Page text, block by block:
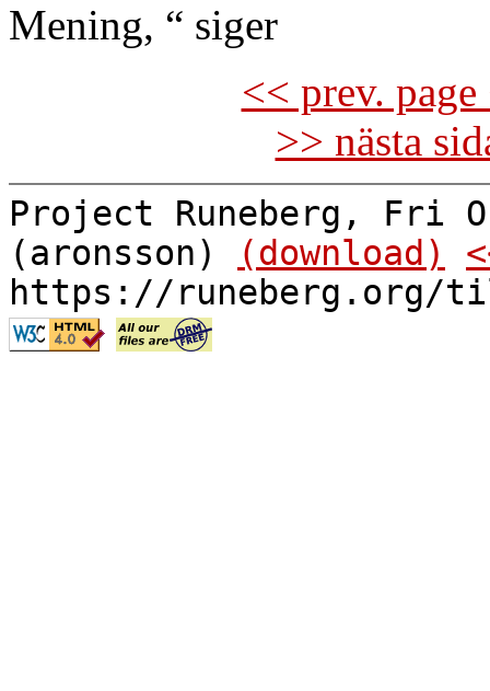
Mening, “ siger
<< prev.
>> nästa
Project Runeberg, Fri
(aronsson)
(download)
https://runeberg.org/